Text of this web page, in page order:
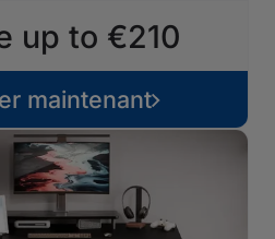
up to €210
maintenant